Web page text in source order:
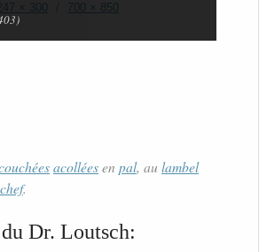
× 300 700 × 850
acolléesen pal, au lambel
chef.
Dr. Loutsch: